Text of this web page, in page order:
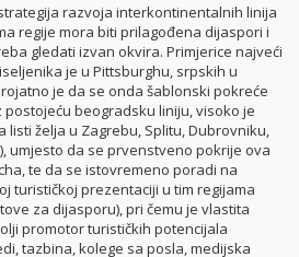
razvoja interkontinentalnih linija
regije mora biti prilagođena dijaspori i
gledati izvan okvira. Primjerice najveći
je u Pittsburghu, srpskih u
je da se onda šablonski pokreće
postojeću beogradsku liniju, visoko je
listi želja u Zagrebu, Splitu, Dubrovniku,
umjesto da se prvenstveno pokrije ova
te da se istovremeno poradi na
turističkoj prezentaciji u tim regijama
za dijasporu), pri čemu je vlastita
promotor turističkih potencijala
tazbina, kolege sa posla, medijska